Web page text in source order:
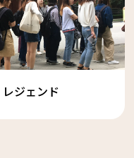
レジェンド